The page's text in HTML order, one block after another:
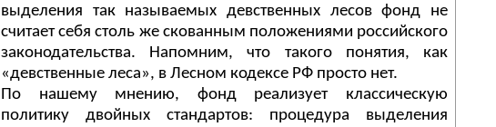
выделения так называемых девственных лесов фонд не
считает себя столь же скованным положениями российского
законодательства. Напомним, что такого понятия, как
«девственные леса», в Лесном кодексе РФ просто нет.
По нашему мнению, фонд реализует классическую
политику двойных стандартов: процедура выделения